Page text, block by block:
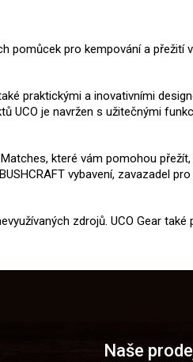
pomůcek pro kempování a přežití
praktickými a inovativními
UCO je navržen s užitečnými
které vám pomohou přežít,
vybavení, zavazadel
zdrojů. UCO Gear
Naše